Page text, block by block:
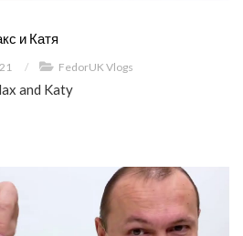
и Катя
/ FedorUK Vlogs
and Katy